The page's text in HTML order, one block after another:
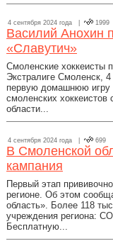
4 сентября 2024 года | 1999
Василий Анохин
«Славутич»
Смоленские хоккеисты
Экстралиге Смоленск,
первую домашнюю игру
смоленских
области...
4 сентября 2024 года | 699
В Смоленской
кампания
Первый этап
регионе. Об этом
область». Более 118
учреждения региона:
Бесплатную...